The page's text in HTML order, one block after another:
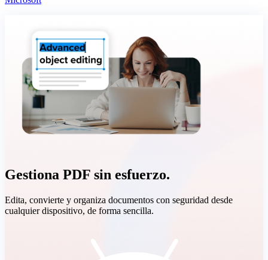
Gestiona PDF sin esfuerzo.
Edita, convierte y organiza documentos con seguridad desde
cualquier dispositivo, de forma sencilla.